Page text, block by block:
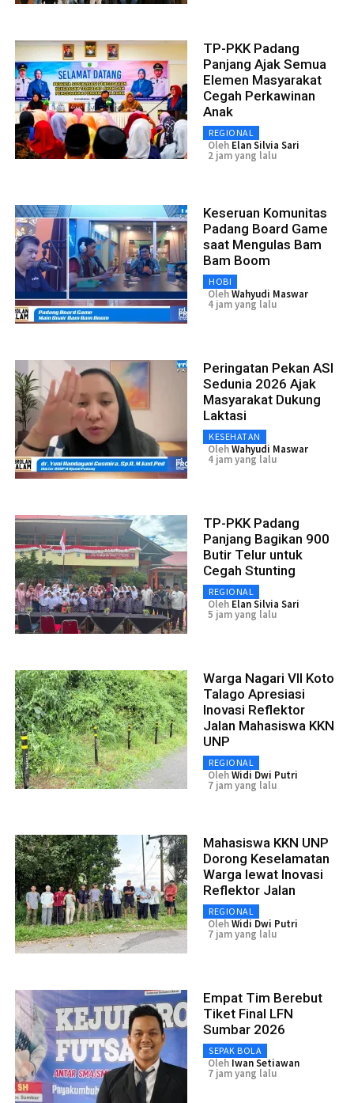
TP-PKK Padang
Panjang Ajak Semua
Elemen Masyarakat
Cegah Perkawinan
Anak
REGIONAL
Oleh Elan Silvia Sari
2 jam yang lalu
Keseruan Komunitas
Padang Board Game
saat Mengulas Bam
Bam Boom
HOBI
OlehWahyudi Maswar
4 jam yang lalu
Peringatan Pekan ASI
Sedunia 2026 Ajak
Masyarakat Dukung
Laktasi
KESEHATAN
OlehWahyudi Maswar
4 jam yang lalu
TP-PKK Padang
Panjang Bagikan 900
Butir Telur untuk
Cegah Stunting
REGIONAL
Oleh Elan Silvia Sari
5 jam yang lalu
Warga Nagari VII Koto
Talago Apresiasi
Inovasi Reflektor
Jalan Mahasiswa KKN
UNP
REGIONAL
OlehWidi Dwi Putri
7 jam yang lalu
Mahasiswa KKN UNP
Dorong Keselamatan
Warga lewat Inovasi
Reflektor Jalan
REGIONAL
OlehWidi Dwi Putri
7 jam yang lalu
Empat Tim Berebut
Tiket Final LFN
Sumbar 2026
SEPAK BOLA
Oleh Iwan Setiawan
7 jam yang lalu